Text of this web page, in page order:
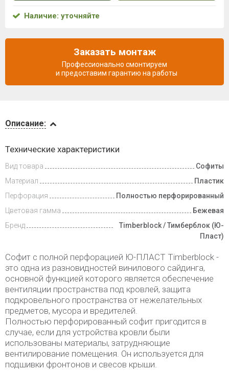
Доставка
и оплата
Описание:
Технические характеристики
Вид товара
Софиты
Материал
Пластик
Перфорация
Полностью перфорированный
Цветовая гамма
Бежевая
Бренд
Timberblock / Тимберблок (Ю-
Пласт)
Софит с полной перфорацией Ю-ПЛАСТ Timberblock -
это одна из разновидностей винилового сайдинга,
основной функцией которого является обеспечение
вентиляции пространства под кровлей, защита
подкровельногo пространства от нежелательных
предметов, мусора и вредителей.
Полностью перфорированный софит пригодится в
случае, если для устройства кровли были
использованы материалы, затрудняющие
вентилирование помещения. Он используется для
подшивки фронтонов и свесов крыши.
Наличие: уточняйте
Заказать монтаж
Профессионально смонтируем
и предоставим гарантию на работы